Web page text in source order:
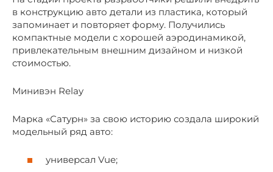
в конструкцию авто детали из пластика, который
запоминает и повторяет форму. Получились
компактные модели с хорошей аэродинамикой,
привлекательным внешним дизайном и низкой
стоимостью.
Минивэн Relay
Марка «Сатурн» за свою историю создала широкий
модельный ряд авто:
универсал Vue;